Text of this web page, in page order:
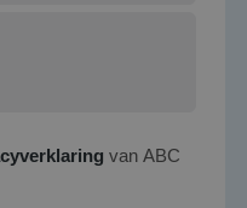
van ABC